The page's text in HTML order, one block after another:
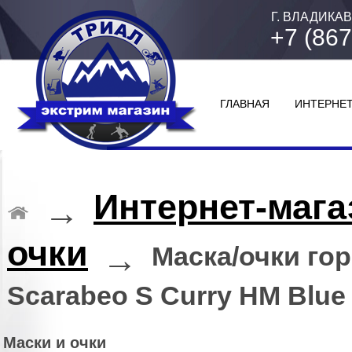
Г.
+7
ГЛАВНАЯ
→ Интернет-
очки →
Маска/очки
Scarabeo S Curry HM Blue
Маски и очки